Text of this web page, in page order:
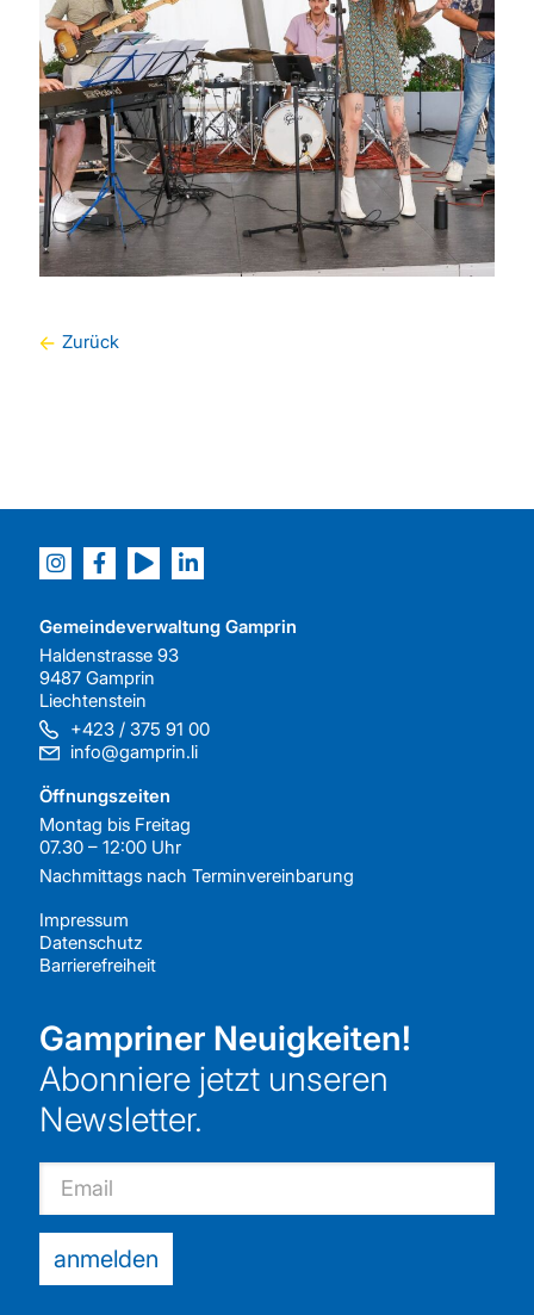
Zurück
Gemeindeverwaltung Gamprin
Haldenstrasse 93
9487 Gamprin
Liechtenstein
+423 / 375 91 00
info@gamprin.li
Öffnungszeiten
Montag bis Freitag
07.30 – 12:00 Uhr
Nachmittags nach Terminvereinbarung
Impressum
Datenschutz
Barrierefreiheit
Gampriner Neuigkeiten!
Abonniere jetzt unseren
Newsletter.
Email
anmelden